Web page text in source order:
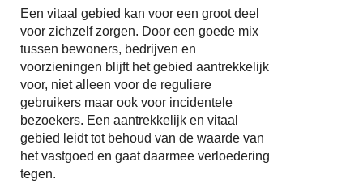
Een vitaal gebied kan voor een groot deel
voor zichzelf zorgen. Door een goede mix
tussen bewoners, bedrijven en
voorzieningen blijft het gebied aantrekkelijk
voor, niet alleen voor de reguliere
gebruikers maar ook voor incidentele
bezoekers. Een aantrekkelijk en vitaal
gebied leidt tot behoud van de waarde van
het vastgoed en gaat daarmee verloedering
tegen.